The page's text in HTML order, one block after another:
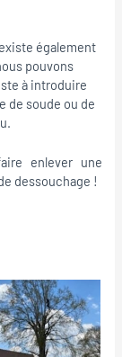
également
pouvons
à introduire
de soude ou de
enlever une
dessouchage !